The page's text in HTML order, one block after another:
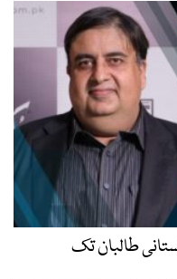
طالبان تک